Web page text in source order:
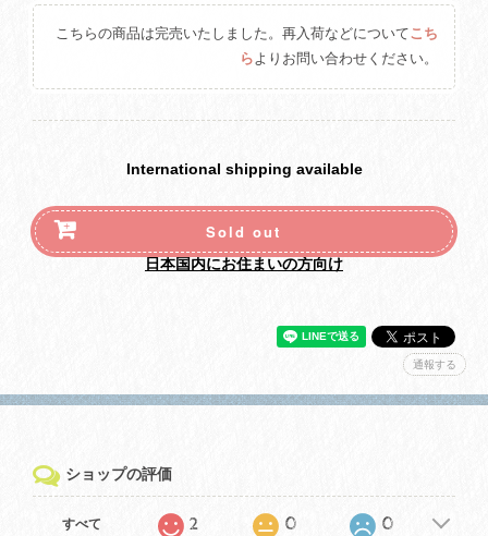
こちらの商品は完売いたしました。再入荷などについてこち
らよりお問い合わせください。
International shipping available
Sold out
日本国内にお住まいの方向け
通報する
ショップの評価
すべて 2 0 0